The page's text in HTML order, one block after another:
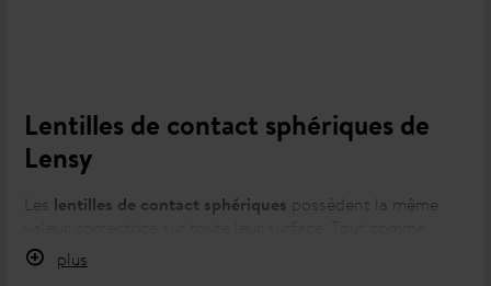
Lentilles de contact sphériques de
Lensy
Les lentilles de contact sphériques possèdent la même
pourraient le faire des lunettes, elles contribuent à
améliorer nettement la vision des porteurs de lentilles de
plus